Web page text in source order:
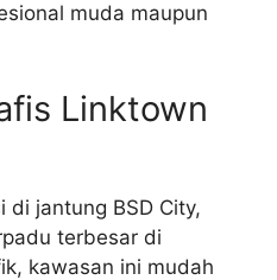
muda maupun
Linktown
di jantung BSD City,
terbesar di
kawasan ini mudah